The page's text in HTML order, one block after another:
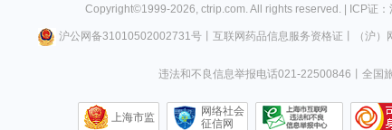
Copyright©1999-2026, ctrip.com. All rights reserved. | ICP证
沪公网备31010502002731号丨 互联网药品信息服务资格证 （沪
违法和不良信息举报电话021-22500846 全国
上海市监
网络社会
征信网